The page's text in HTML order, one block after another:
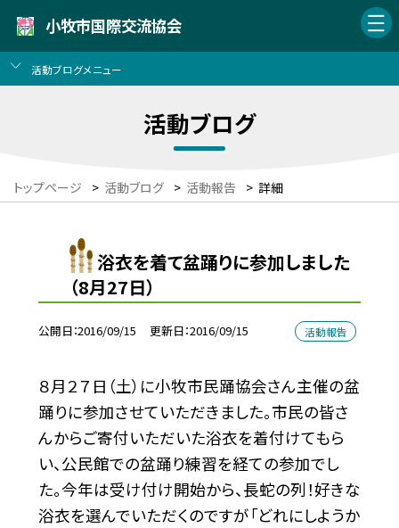
小牧市国際交流協会
活動ブログメニュー
活動ブログ
トップページ > 活動ブログ > 活動報告 > 詳細
浴衣を着て盆踊りに参加しました
（8月27日）
公開日 2016/09/15 更新日 2016/09/15 活動報告
８月２７日（土）に小牧市民踊協会さん主催の盆
踊りに参加させていただきました。市民の皆さ
んからご寄付いただいた浴衣を着付けてもら
い、公民館での盆踊り練習を経ての参加でし
た。今年は受け付け開始から、長蛇の列！好きな
浴衣を選んでいただくのですが「どれにしようか